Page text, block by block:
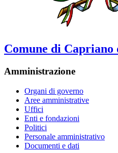
Comune di Capriano
Amministrazione
Organi di governo
Aree amministrative
Uffici
Enti e fondazioni
Politici
Personale amministrativo
Documenti e dati